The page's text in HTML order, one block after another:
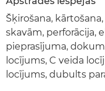
Šķirošana,
skavām, perforācija,
pieprasījuma,
locījums, C veida
locījums, dubults